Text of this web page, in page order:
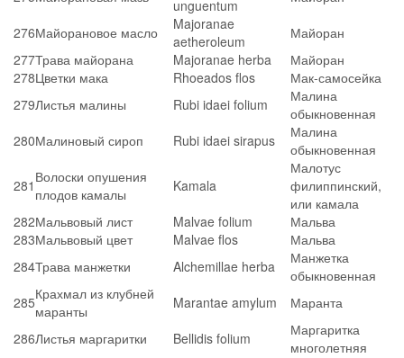
unguentum
276Майорановое масло
Majoranae
aetheroleum
Майоран
277Трава майорана Majoranae herba
Майоран
278Цветки мака Rhoeados flos
Мак-самосейка
279Листья малины Rubi idaei folium
Малина
обыкновенная
280Малиновый сироп Rubi idaei sirapus
Малина
обыкновенная
281 Волоски опушения
плодов камалы
Kamala
Малотус
филиппинский,
или камала
282Мальвовый лист Malvae folium
Мальва
283Мальвовый цвет Malvae flos
Мальва
284Трава манжетки Alchemillae herba
Манжетка
обыкновенная
285Крахмал из клубней
маранты
Marantae amylum
Маранта
286Листья маргаритки Bellidis folium
Маргаритка
многолетняя